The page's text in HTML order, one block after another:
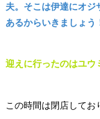
夫。そこは伊達にオジ
あるからいきましょう
迎えに行ったのはユウ
この時間は閉店してお